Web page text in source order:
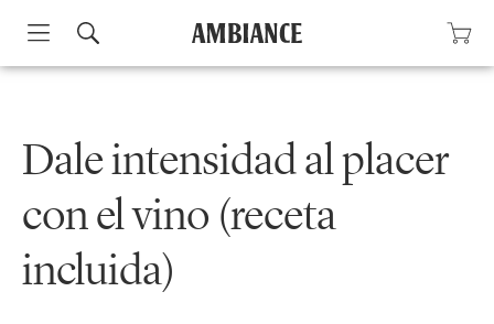
Skip
Dale intensidad al placer
con el vino (receta
incluida)